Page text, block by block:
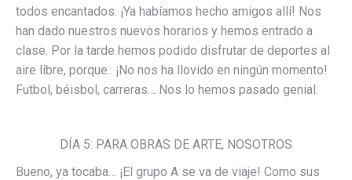
todos encantados. ¡Ya habíamos hecho amigos allí! Nos
han dado nuestros nuevos horarios y hemos entrado a
clase. Por la tarde hemos podido disfrutar de deportes al
aire libre, porque.. ¡No nos ha llovido en ningún momento!
Futbol, béisbol, carreras… Nos lo hemos pasado genial.
DÍA 5: PARA OBRAS DE ARTE, NOSOTROS
Bueno, ya tocaba… ¡El grupo A se va de viaje! Como sus